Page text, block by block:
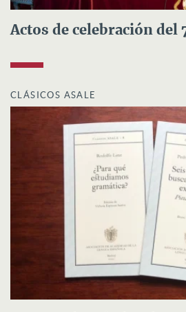
Actos de celebración del
CLÁSICOS ASALE